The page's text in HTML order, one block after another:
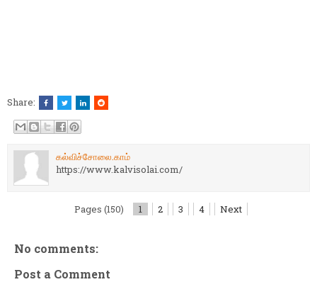
Share:
கல்விச்சோலை.காம்
https://www.kalvisolai.com/
Pages (150) 1 2 3 4 Next
No comments:
Post a Comment